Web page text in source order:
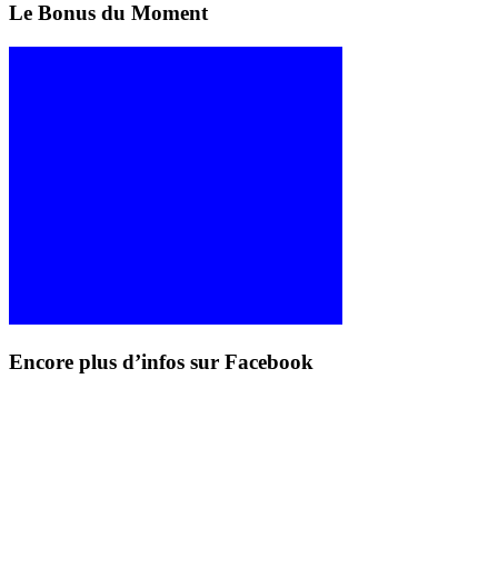
Le Bonus du Moment
Encore plus d’infos sur Facebook